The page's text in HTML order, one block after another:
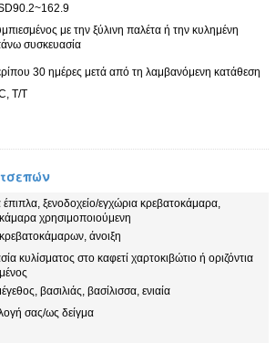
με την ξύλινη παλέτα ή την κυλημένη
συσκευασία
30 ημέρες μετά από τη λαμβανόμενη κατάθεση
T/T
ξενοδοχείο/εγχώρια κρεβατοκάμαρα,
χρησιμοποιούμενη
άνοιξη
κυλίσματος στο καφετί χαρτοκιβώτιο ή οριζόντια
βασιλιάς, βασίλισσα, ενιαία
σας/ως δείγμα